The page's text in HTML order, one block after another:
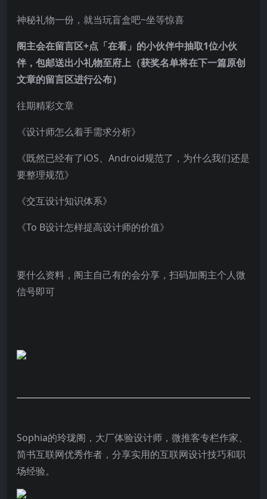
神秘礼物一份，就当玩盲盒吧~坐等惊喜
阁主会在留言区+点「在看」的小伙伴中抽取1位小伙
伴，包邮送出小礼物至府上（获奖名单将在下一篇原创
文章的留言区进行公布）
往期精彩文章
《设计师怎么着手需求分析》
《既然已经有了iOS、Android规范了，为什么我们还是
要整理规范》
《交互设计知识体系》
《To B设计怎样提高设计师的价值》
要什么资料，阁主自己有的会分享，扫码加阁主个人微
信号即可
Sophia的玲珑阁，大厂体验设计师，微推客专栏作家、
简书互联网优秀作者， 分享实用的互联网设计技巧和职
场经验。